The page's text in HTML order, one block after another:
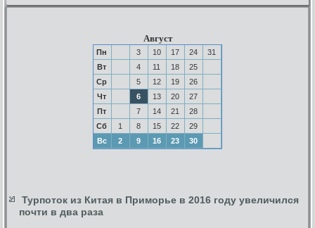
Август
Пн 3 10 17 24
31
Вт
4 11 18
25
Ср
5 12 19
26
Чт
6 13 20
27
Пт
7 14 21
28
Сб
1 8 15 22
29
Вс
2 9 16 23 30
Турпоток из Китая в Приморье в 2016 году увеличился
почти в два раза